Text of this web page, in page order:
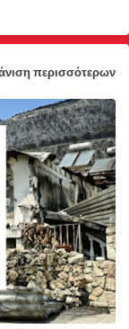
περισσότερων